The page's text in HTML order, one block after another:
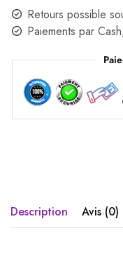
Retours possible
Paiements par
Description Avis (0)